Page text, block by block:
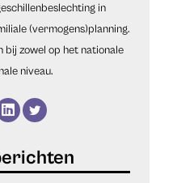
in
(vermogens)planning.
bij zowel op het nationale
niveau.